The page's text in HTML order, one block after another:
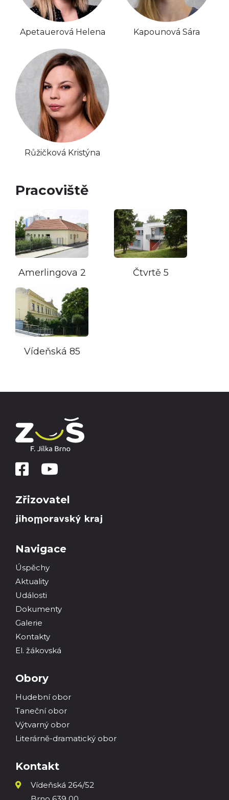
Apetauerová Helena Kapounová Sára
Růžičková Kristýna
Pracoviště
Amerlingova 2 Čtvrtě 5
Vídeňská 85
Zřizovatel
Navigace
Úspěchy
Aktuality
Události
Dokumenty
Galerie
Kontakty
El. žákovská
Obory
Hudební obor
Taneční obor
Výtvarný obor
Literárně-dramatický obor
Kontakt
Vídeňská 264/52